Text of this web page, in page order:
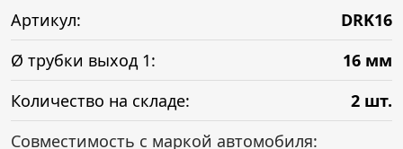
Артикул:
DRK16
Ø трубки выход 1:
16 мм
Количество на складе:
2 шт.
Совместимость с маркой автомобиля: